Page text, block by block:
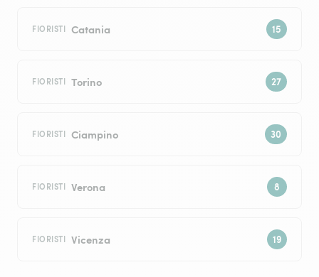
FIORISTI Catania
FIORISTI Torino
FIORISTI Ciampino
FIORISTI Verona
FIORISTI Vicenza